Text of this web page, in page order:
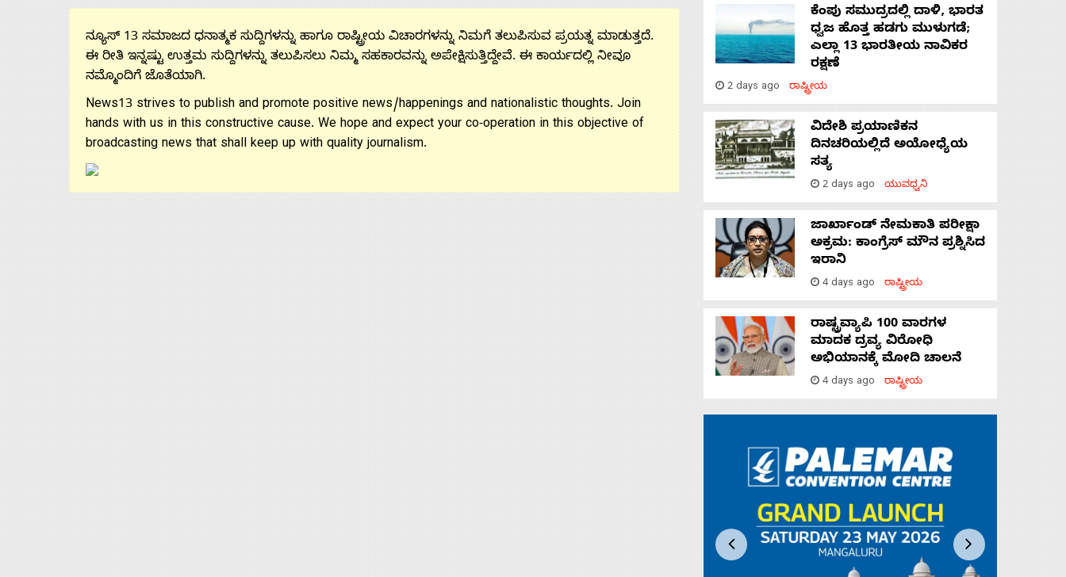
ನ್ಯೂಸ್ 13 ಸಮಾಜದ ಧನಾತ್ಮಕ ಸುದ್ದಿಗಳನ್ನು ಹಾಗೂ ರಾಷ್ಟ್ರೀಯ ವಿಚಾರಗಳನ್ನು ನಿಮಗೆ ತಲುಪಿಸುವ ಪ್ರಯತ್ನ ಮಾಡುತ್ತದೆ.
ಈ ರೀತಿ ಇನ್ನಷ್ಟು ಉತ್ತಮ ಸುದ್ದಿಗಳನ್ನು ತಲುಪಿಸಲು ನಿಮ್ಮ ಸಹಕಾರವನ್ನು ಅಪೇಕ್ಷಿಸುತ್ತಿದ್ದೇವೆ. ಈ ಕಾರ್ಯದಲ್ಲಿ ನೀವೂ
ನಮ್ಮೊಂದಿಗೆ ಜೊತೆಯಾಗಿ.
News13 strives to publish and promote positive news/happenings and nationalistic thoughts. Join
hands with us in this constructive cause. We hope and expect your co-operation in this objective of
broadcasting news that shall keep up with quality journalism.
ಕೆಂಪು ಸಮುದ್ರದಲ್ಲಿ ದಾಳಿ, ಭಾರತ
ಧ್ವಜ ಹೊತ್ತ ಹಡಗು ಮುಳುಗಡೆ;
ಎಲ್ಲಾ 13 ಭಾರತೀಯ ನಾವಿಕರ
ರಕ್ಷಣೆ
2 days ago ರಾಷ್ಟ್ರೀಯ
ವಿದೇಶಿ ಪ್ರಯಾಣಿಕನ
ದಿನಚರಿಯಲ್ಲಿದೆ ಅಯೋಧ್ಯೆಯ
ಸತ್ಯ
2 days ago ಯುವಧ್ವನಿ
ಜಾರ್ಖಾಂಡ್‌ ನೇಮಕಾತಿ ಪರೀಕ್ಷಾ
ಅಕ್ರಮ: ಕಾಂಗ್ರೆಸ್‌ ಮೌನ ಪ್ರಶ್ನಿಸಿದ
ಇರಾನಿ
4 days ago ರಾಷ್ಟ್ರೀಯ
ರಾಷ್ಟ್ರವ್ಯಾಪಿ 100 ವಾರಗಳ
ಮಾದಕ ದ್ರವ್ಯ ವಿರೋಧಿ
ಅಭಿಯಾನಕ್ಕೆ ಮೋದಿ ಚಾಲನೆ
4 days ago ರಾಷ್ಟ್ರೀಯ